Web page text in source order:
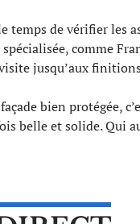
temps de vérifier les
comme
jusqu’aux
bien protégée,
belle et solide. Qui